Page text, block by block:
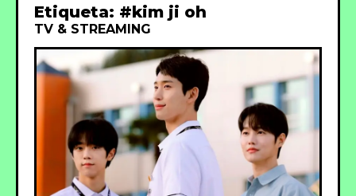
Etiqueta: #kim ji oh
TV & STREAMING